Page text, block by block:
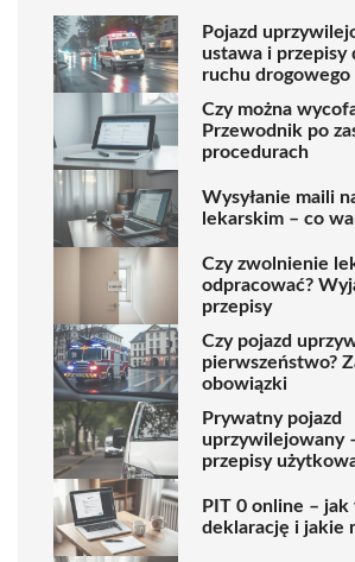
Pojazd
ustawa i przepisy
ruchu drogowego
Czy można
Przewodnik po
procedurach
Wysyłanie maili
lekarskim – co
Czy zwolnienie
odpracować?
przepisy
Czy pojazd
pierwszeństwo?
obowiązki
Prywatny pojazd
uprzywilejowany
przepisy
PIT 0 online – jak
deklarację i jakie